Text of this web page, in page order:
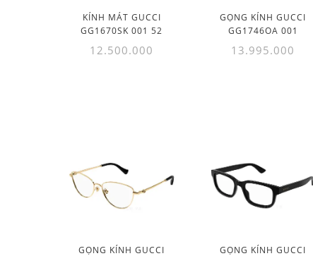
KÍNH MÁT GUCCI
GG1670SK 001 52
12.500.000
GỌNG KÍNH GUCCI
GG1746OA 001
13.995.000
GỌNG KÍNH GUCCI GỌNG KÍNH GUCCI